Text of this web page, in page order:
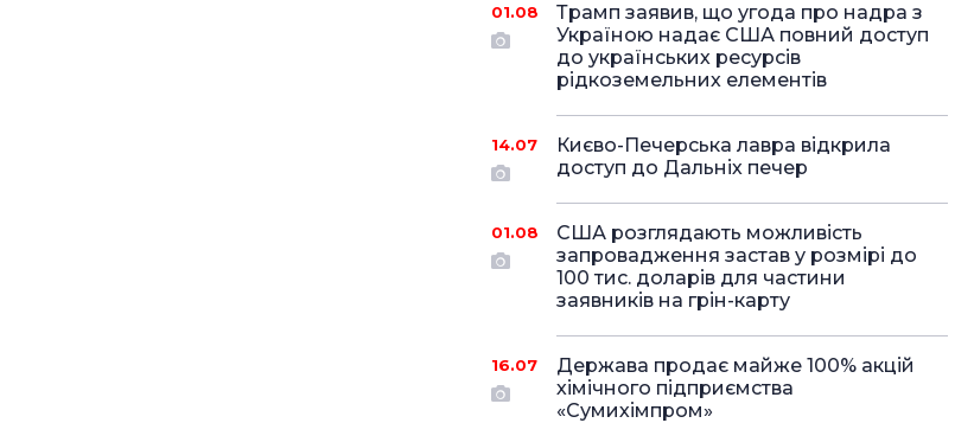
01.08
Трамп заявив, що угода про надра з
Україною надає США повний доступ
до українських ресурсів
рідкоземельних елементів
14.07
Києво-Печерська лавра відкрила
доступ до Дальніх печер
01.08
США розглядають можливість
запровадження застав у розмірі до
100 тис. доларів для частини
заявників на грін-карту
16.07
Держава продає майже 100% акцій
хімічного підприємства
«Сумихімпром»